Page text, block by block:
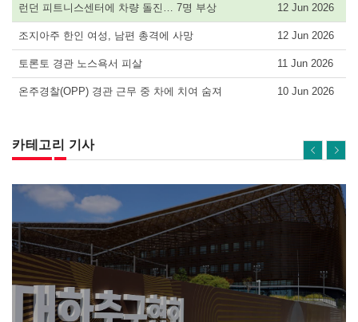
런던 피트니스센터에 차량 돌진… 7명 부상 12 Jun 2026
조지아주 한인 여성, 남편 총격에 사망 12 Jun 2026
토론토 경관 노스욕서 피살 11 Jun 2026
온주경찰(OPP) 경관 근무 중 차에 치여 숨져 10 Jun 2026
카테고리 기사